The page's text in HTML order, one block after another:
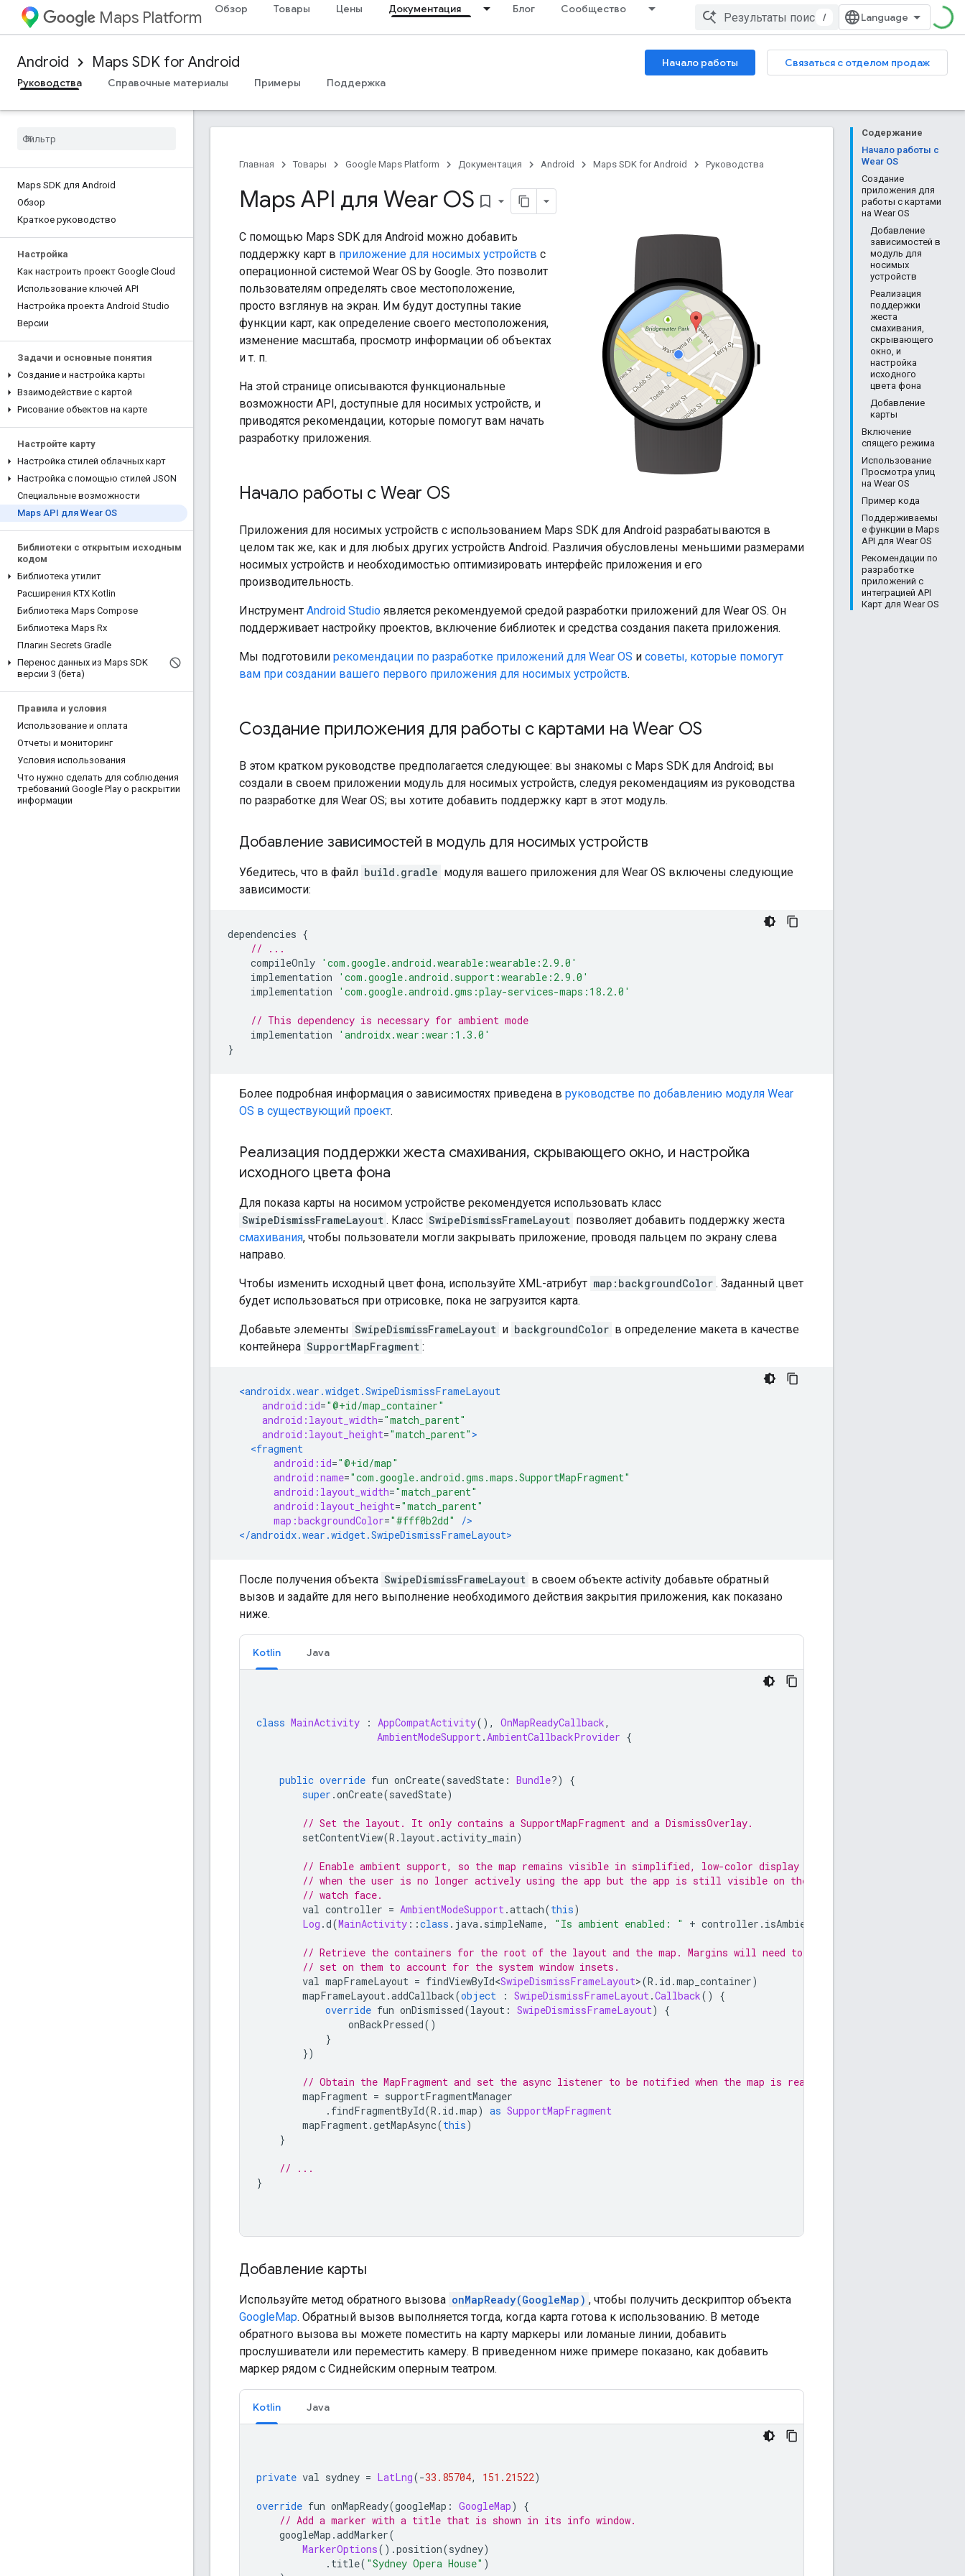
Maps Platform Обзор Товары Цены Документация Блог Сообщество
/
Android Maps SDK for Android Начало работы
Связаться с отделом продаж
Руководства
Справочные материалы Примеры Поддержка
Maps SDK для Android
Обзор
Краткое руководство
Настройка
Как настроить проект Google Cloud
Использование ключей API
Настройка проекта Android Studio
Версии
Задачи и основные понятия
Создание и настройка карты
Взаимодействие с картой
Рисование объектов на карте
Настройте карту
Настройка стилей облачных карт
Настройка с помощью стилей JSON
Специальные возможности
Maps API для Wear OS
Библиотеки с открытым исходным
кодом
Библиотека утилит
Расширения KTX Kotlin
Библиотека Maps Compose
Библиотека Maps Rx
Плагин Secrets Gradle
Перенос данных из Maps SDK
версии 3 (бета)
Правила и условия
Использование и оплата
Отчеты и мониторинг
Условия использования
Что нужно сделать для соблюдения
требований Google Play о раскрытии
информации
Содержание
Начало работы с
Wear OS
Создание
приложения для
работы с картами
на Wear OS
Добавление
зависимостей в
модуль для
носимых
устройств
Реализация
поддержки
жеста
смахивания,
скрывающего
окно, и
настройка
исходного
цвета фона
Добавление
карты
Включение
спящего режима
Использование
Просмотра улиц
на Wear OS
Пример кода
Поддерживаемы
е функции в Maps
API для Wear OS
Рекомендации по
разработке
приложений с
интеграцией API
Карт для Wear OS
Главная Товары Google Maps Platform Документация Android Maps SDK for Android Руководства
Maps API для Wear OS bookmark_border
С помощью Maps SDK для Android можно добавить
поддержку карт в приложение для носимых устройств с
операционной системой Wear OS by Google. Это позволит
пользователям определять свое местоположение,
просто взглянув на экран. Им будут доступны такие
функции карт, как определение своего местоположения,
изменение масштаба, просмотр информации об объектах
и т. п.
На этой странице описываются функциональные
возможности API, доступные для носимых устройств, и
приводятся рекомендации, которые помогут вам начать
разработку приложения.
Начало работы с Wear OS
Приложения для носимых устройств с использованием Maps SDK для Android разрабатываются в
целом так же, как и для любых других устройств Android. Различия обусловлены меньшими размерами
носимых устройств и необходимостью оптимизировать интерфейс приложения и его
производительность.
Инструмент Android Studio является рекомендуемой средой разработки приложений для Wear OS. Он
поддерживает настройку проектов, включение библиотек и средства создания пакета приложения.
Мы подготовили рекомендации по разработке приложений для Wear OS и советы, которые помогут
вам при создании вашего первого приложения для носимых устройств.
Создание приложения для работы с картами на Wear OS
В этом кратком руководстве предполагается следующее: вы знакомы с Maps SDK для Android; вы
создали в своем приложении модуль для носимых устройств, следуя рекомендациям из руководства
по разработке для Wear OS; вы хотите добавить поддержку карт в этот модуль.
Добавление зависимостей в модуль для носимых устройств
Убедитесь, что в файл build.gradle модуля вашего приложения для Wear OS включены следующие
зависимости:
dependencies {
// ...
compileOnly 'com.google.android.wearable:wearable:2.9.0'
implementation
'com.google.android.support:wearable:2.9.0'
implementation
'com.google.android.gms:play-services-maps:18.2.0'
// This dependency is necessary for ambient mode
implementation
'androidx.wear:wear:1.3.0'
}
Более подробная информация о зависимостях приведена в руководстве по добавлению модуля Wear
OS в существующий проект.
Реализация поддержки жеста смахивания, скрывающего окно, и настройка
исходного цвета фона
Для показа карты на носимом устройстве рекомендуется использовать класс
SwipeDismissFrameLayout . Класс SwipeDismissFrameLayout позволяет добавить поддержку жеста
смахивания, чтобы пользователи могли закрывать приложение, проводя пальцем по экрану слева
направо.
Чтобы изменить исходный цвет фона, используйте XML-атрибут map:backgroundColor . Заданный цвет
будет использоваться при отрисовке, пока не загрузится карта.
Добавьте элементы SwipeDismissFrameLayout и backgroundColor в определение макета в качестве
контейнера SupportMapFragment :
<androidx.wear.widget.SwipeDismissFrameLayout
android:id="@+id/map_container"
android:layout_width="match_parent"
android:layout_height="match_parent" >
<fragment
android:id="@+id/map"
android:name="com.google.android.gms.maps.SupportMapFragment"
android:layout_width="match_parent"
android:layout_height="match_parent"
map:backgroundColor="#fff0b2dd"
/>
</androidx.wear.widget.SwipeDismissFrameLayout>
После получения объекта SwipeDismissFrameLayout в своем объекте activity добавьте обратный
вызов и задайте для него выполнение необходимого действия закрытия приложения, как показано
ниже.
Kotlin Java
class MainActivity : AppCompatActivity(), OnMapReadyCallback,
AmbientModeSupport.AmbientCallbackProvider {
public override fun onCreate(savedState : Bundle?)
{
super .onCreate(savedState)
// Set the layout. It only contains a SupportMapFragment and a DismissOverlay.
setContentView(R . layout.activity_main)
// Enable ambient support, so the map remains visible in simplified, low-color display
// when the user is no longer actively using the app but the app is still visible on the
// watch face.
val controller = AmbientModeSupport.attach(this)
Log .d(MainActivity ::class . java. simpleName, "Is ambient enabled: " + controller . isAmbient
// Retrieve the containers for the root of the layout and the map. Margins will need to be
// set on them to account for the system window insets.
val mapFrameLayout = findViewById<SwipeDismissFrameLayout>(R . id .map_container)
mapFrameLayout.addCallback(object : SwipeDismissFrameLayout.Callback()
{
override fun onDismissed(layout : SwipeDismissFrameLayout)
{
onBackPressed()
}
})
// Obtain the MapFragment and set the async listener to be notified when the map is ready.
mapFragment = supportFragmentManager
. findFragmentById(R . id .map) as SupportMapFragment
mapFragment.getMapAsync(this)
}
// ...
}
Добавление карты
Используйте метод обратного вызова onMapReady(GoogleMap) , чтобы получить дескриптор объекта
GoogleMap. Обратный вызов выполняется тогда, когда карта готова к использованию. В методе
обратного вызова вы можете поместить на карту маркеры или ломаные линии, добавить
прослушиватели или переместить камеру. В приведенном ниже примере показано, как добавить
маркер рядом с Сиднейским оперным театром.
Kotlin Java
private val sydney = LatLng(-33.85704, 151.21522)
override fun onMapReady(googleMap : GoogleMap)
{
// Add a marker with a title that is shown in its info window.
googleMap .addMarker(
MarkerOptions().position(sydney)
. title( "Sydney Opera House" )